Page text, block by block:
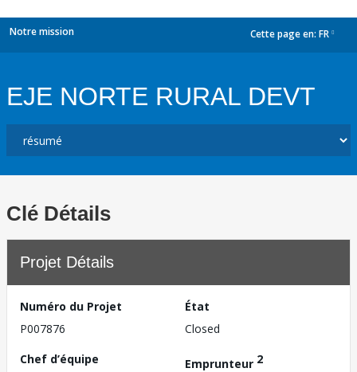
Notre mission Cette page en: FR
EJE NORTE RURAL DEVT
Clé Détails
Projet Détails
Numéro du Projet
P007876
État
Closed
Chef d’équipe
Emprunteur 2